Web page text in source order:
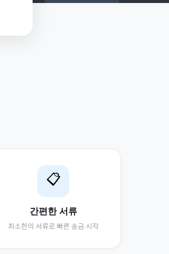
📋
간편한 서류
최소한의 서류로 빠른 송금 시작